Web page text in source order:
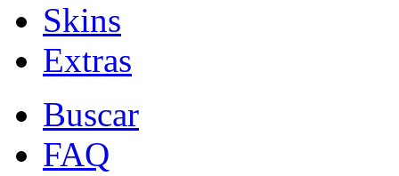
Skins
Extras
Buscar
FAQ